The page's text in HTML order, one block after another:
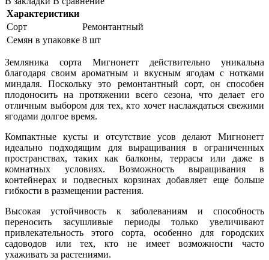
Характеристики
Сорт
Ремонтантный
Семян в упаковке 8 шт
Земляника сорта Мигнонетт действительно уникальна
благодаря своим ароматным и вкусным ягодам с нотками
миндаля. Поскольку это ремонтантный сорт, он способен
плодоносить на протяжении всего сезона, что делает его
отличным выбором для тех, кто хочет наслаждаться свежими
ягодами долгое время.
Компактные кусты и отсутствие усов делают Мигнонетт
идеально подходящим для выращивания в ограниченных
пространствах, таких как балконы, террасы или даже в
комнатных условиях. Возможность выращивания в
контейнерах и подвесных корзинах добавляет еще больше
гибкости в размещении растения.
Высокая устойчивость к заболеваниям и способность
переносить засушливые периоды только увеличивают
привлекательность этого сорта, особенно для городских
садоводов или тех, кто не имеет возможности часто
ухаживать за растениями.